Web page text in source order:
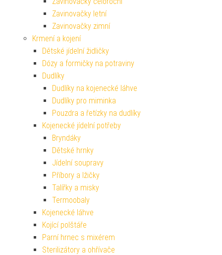
Zavinovačky letní
Zavinovačky zimní
Krmení a kojení
Dětské jídelní židličky
Dózy a formičky na potraviny
Dudlíky
Dudlíky na kojenecké láhve
Dudlíky pro miminka
Pouzdra a řetízky na dudlíky
Kojenecké jídelní potřeby
Bryndáky
Dětské hrnky
Jídelní soupravy
Příbory a lžičky
Talířky a misky
Termoobaly
Kojenecké láhve
Kojící polštáře
Parní hrnec s mixérem
Sterilizátory a ohřívače